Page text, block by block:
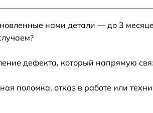
от 60
нами детали — до 3
дефекта, который напрямую
поломка, отказ в работе или